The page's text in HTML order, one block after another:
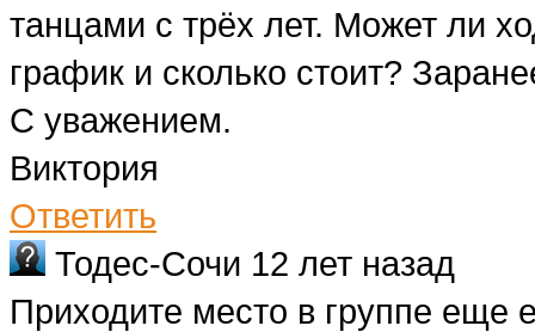
танцами с трёх лет. Может ли
график и сколько стоит?
С уважением.
Виктория
Ответить
Тодес-Сочи 12 лет назад
Приходите место в группе еще